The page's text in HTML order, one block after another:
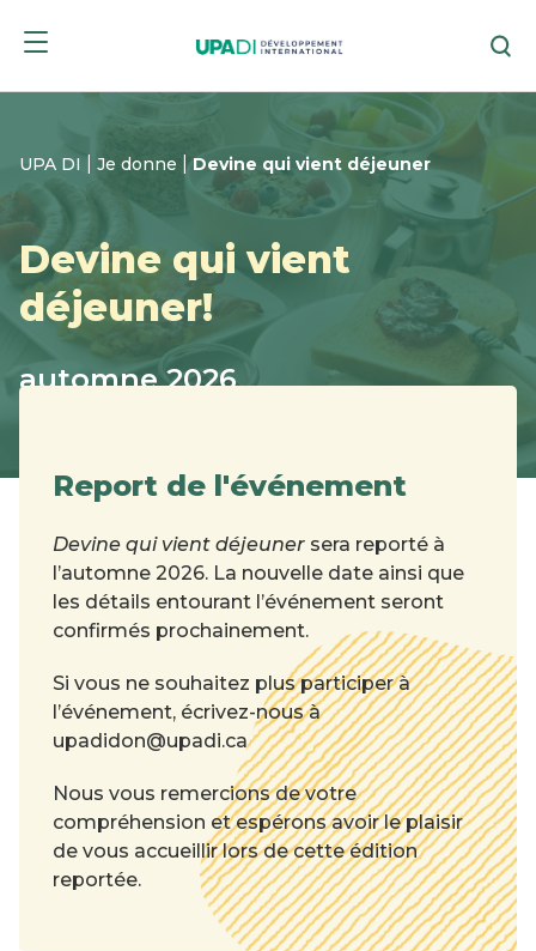
to
to
UPA DI Je donne |Devine qui vient déjeuner
Devine qui vient
déjeuner!
automne 2026
Report de l'événement
Devine qui vient déjeuner sera reporté à
l’automne 2026. La nouvelle date ainsi que
les détails entourant l’événement seront
confirmés prochainement.
Si vous ne souhaitez plus participer à
l’événement, écrivez-nous à
upadidon@upadi.ca
Nous vous remercions de votre
compréhension et espérons avoir le plaisir
de vous accueillir lors de cette édition
reportée.